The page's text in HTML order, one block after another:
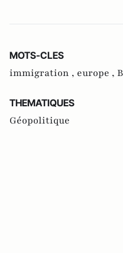
MOTS-CLES
immigration , europe ,
THEMATIQUES
Géopolitique